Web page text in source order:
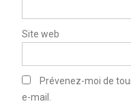
Site web
Prévenez-moi de
e-mail.